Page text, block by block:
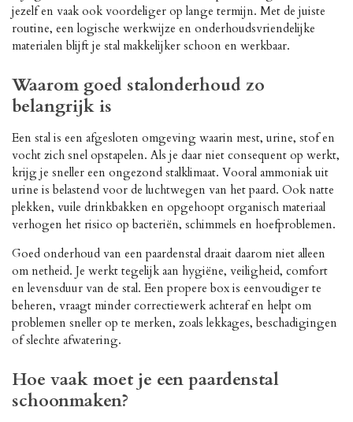
jezelf en vaak ook voordeliger op lange termijn. Met de juiste
routine, een logische werkwijze en onderhoudsvriendelijke
materialen blijft je stal makkelijker schoon en werkbaar.
Waarom goed stalonderhoud zo
belangrijk is
Een stal is een afgesloten omgeving waarin mest, urine, stof en
vocht zich snel opstapelen. Als je daar niet consequent op werkt,
krijg je sneller een ongezond stalklimaat. Vooral ammoniak uit
urine is belastend voor de luchtwegen van het paard. Ook natte
plekken, vuile drinkbakken en opgehoopt organisch materiaal
verhogen het risico op bacteriën, schimmels en hoefproblemen.
Goed onderhoud van een paardenstal draait daarom niet alleen
om netheid. Je werkt tegelijk aan hygiëne, veiligheid, comfort
en levensduur van de stal. Een propere box is eenvoudiger te
beheren, vraagt minder correctiewerk achteraf en helpt om
problemen sneller op te merken, zoals lekkages, beschadigingen
of slechte afwatering.
Hoe vaak moet je een paardenstal
schoonmaken?